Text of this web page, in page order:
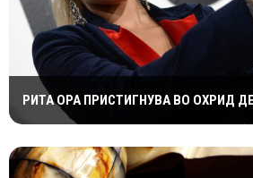
РИТА ОРА ПРИСТИГНУВА ВО ОХРИД